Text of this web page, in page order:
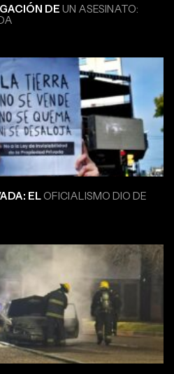
DE UN ASESINATO:
ELOFICIALISMO DIO DE